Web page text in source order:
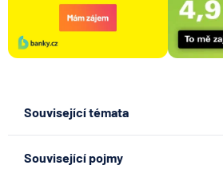
Související témata
Související pojmy